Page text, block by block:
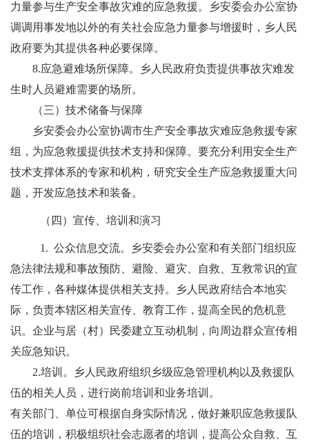
力量参与生产安全事故灾难的应急救援。乡安委会办公室协
调调用事发地以外的有关社会应急力量参与增援时，乡人民
政府要为其提供各种必要保障。
8.应急避难场所保障。
乡人民政府负责提供事故灾难发
生时人员避难需要的场所。
（三） 技术储备与保障
乡安委会办公室协调市生产安全事故灾难应急救援专家
组，为应急救援提供技术支持和保障。要充分利用安全生产
技术支撑体系的专家和机构，研究安全生产应急救援重大问
题，开发应急技术和装备。
（四） 宣传、培训和演习
1. 公众信息交流。
乡安委会办公室和有关部门组织应
急法律法规和事故预防、避险、避灾、自救、互救常识的宣
传工作，各种媒体提供相关支持。乡人民政府结合本地实
际，负责本辖区相关宣传、教育工作，提高全民的危机意
识。企业与居（村）民委建立互动机制，向周边群众宣传相
关应急知识。
2.培训 。
乡人民政府组织乡级应急管理机构以及救援队
伍的相关人员，进行岗前培训和业务培训。
有关部门、单位可根据自身实际情况，做好兼职应急救援队
伍的培训，积极组织社会志愿者的培训，提高公众自救、互